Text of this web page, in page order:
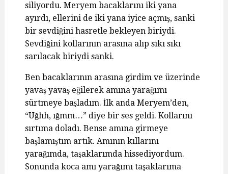
siliyordu. Meryem bacaklarını iki yana
ayırdı, ellerini de iki yana iyice açmış, sanki
bir sevdiğini hasretle bekleyen biriydi.
Sevdiğini kollarının arasına alıp sıkı sıkı
sarılacak biriydi sanki.
Ben bacaklarının arasına girdim ve üzerinde
yavaş yavaş eğilerek amına yarağımı
sürtmeye başladım. İlk anda Meryem’den,
“Uğhh, ığmm…” diye bir ses geldi. Kollarını
sırtıma doladı. Bense amına girmeye
başlamıştım artık. Amının kıllarını
yarağımda, taşaklarımda hissediyordum.
Sonunda koca amı yarağımı taşaklarıma